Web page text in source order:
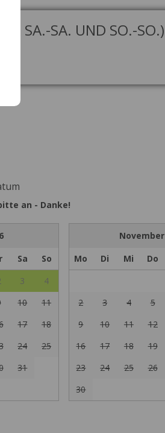
SA.-SA. UND SO.-SO.)
an - Danke!
Sa
So
3
4
10
11
17
18
24
25
31
November
Mo
Di Mi Do
2
3 4 5
9
10 11 12
16
17 18 19
23
24 25 26
30